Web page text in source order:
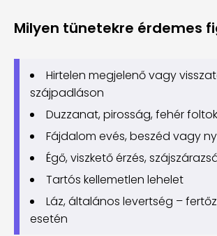
Milyen tünetekre érdemes
Hirtelen megjelenő vagy
szájpadláson
Duzzanat, pirosság, fehér
Fájdalom evés, beszéd vagy
Égő, viszkető érzés,
Tartós kellemetlen lehelet
Láz, általános levertség –
esetén